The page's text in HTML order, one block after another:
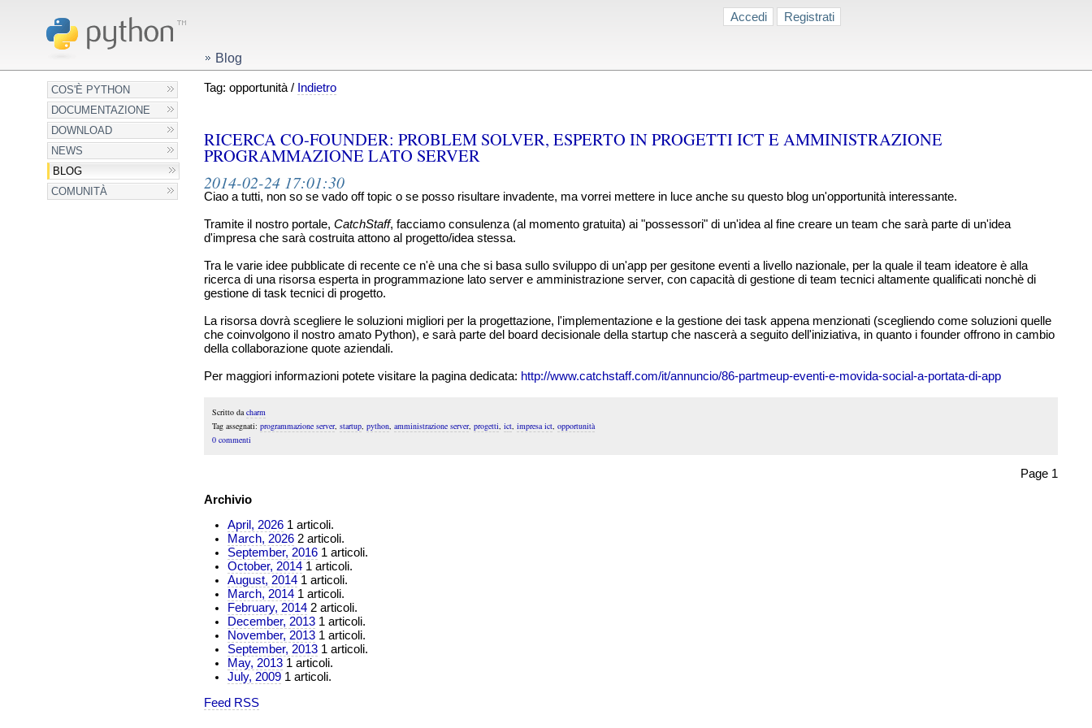
Accedi Registrati
COS'È PYTHON
DOCUMENTAZIONE
DOWNLOAD
NEWS
BLOG
COMUNITÀ
Blog
Tag: opportunità / Indietro
RICERCA CO-FOUNDER: PROBLEM SOLVER, ESPERTO IN PROGETTI ICT E AMMINISTRAZIONE
PROGRAMMAZIONE LATO SERVER
2014-02-24 17:01:30
Ciao a tutti, non so se vado off topic o se posso risultare invadente, ma vorrei mettere in luce anche su questo blog un'opportunità interessante.
Tramite il nostro portale, CatchStaff, facciamo consulenza (al momento gratuita) ai "possessori" di un'idea al fine creare un team che sarà parte di un'idea
d'impresa che sarà costruita attono al progetto/idea stessa.
Tra le varie idee pubblicate di recente ce n'è una che si basa sullo sviluppo di un'app per gesitone eventi a livello nazionale, per la quale il team ideatore è alla
ricerca di una risorsa esperta in programmazione lato server e amministrazione server, con capacità di gestione di team tecnici altamente qualificati nonchè di
gestione di task tecnici di progetto.
La risorsa dovrà scegliere le soluzioni migliori per la progettazione, l'implementazione e la gestione dei task appena menzionati (scegliendo come soluzioni quelle
che coinvolgono il nostro amato Python), e sarà parte del board decisionale della startup che nascerà a seguito dell'iniziativa, in quanto i founder offrono in cambio
della collaborazione quote aziendali.
Per maggiori informazioni potete visitare la pagina dedicata: http://www.catchstaff.com/it/annuncio/86-partmeup-eventi-e-movida-social-a-portata-di-app
Scritto dacharm
Tag assegnati: programmazione server, startup, python, amministrazione server, progetti, ict, impresa ict, opportunità
0 commenti
Page 1
Archivio
April, 20261 articoli.
March, 20262 articoli.
September, 20161 articoli.
October, 20141 articoli.
August, 20141 articoli.
March, 20141 articoli.
February, 20142 articoli.
December, 20131 articoli.
November, 20131 articoli.
September, 20131 articoli.
May, 20131 articoli.
July, 20091 articoli.
Feed RSS